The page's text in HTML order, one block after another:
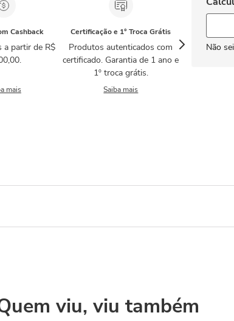
Cashback
a partir de R$
mais
Certificação e 1° Troca Grátis
Produtos autenticados com
certificado. Garantia de 1 ano e
1º troca grátis.
Saiba mais
Não
viu, viu também